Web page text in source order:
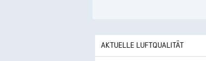
AKTUELLE LUFTQUALITÄT